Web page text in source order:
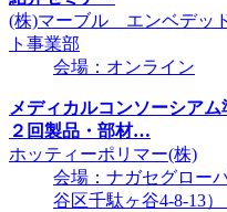
(株)マーブル エンベデッ
ト事業部
会場：オンライン
メディカルコンソーシア
２回製品・部材…
ホッティーポリマー(株)
会場：ナガセグロー
谷区千駄ヶ谷4-8-